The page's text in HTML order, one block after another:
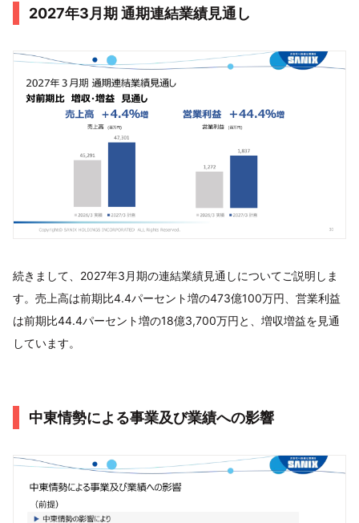
2027年3月期 通期連結業績見通し
続きまして、2027年3月期の連結業績見通しについてご説明しま
す。売上高は前期比4.4パーセント増の473億100万円、営業利益
は前期比44.4パーセント増の18億3,700万円と、増収増益を見通
しています。
中東情勢による事業及び業績への影響